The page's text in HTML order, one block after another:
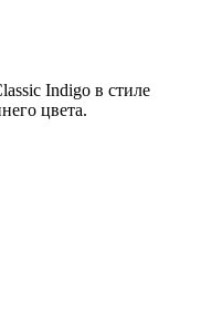
Indigo в стиле
цвета.